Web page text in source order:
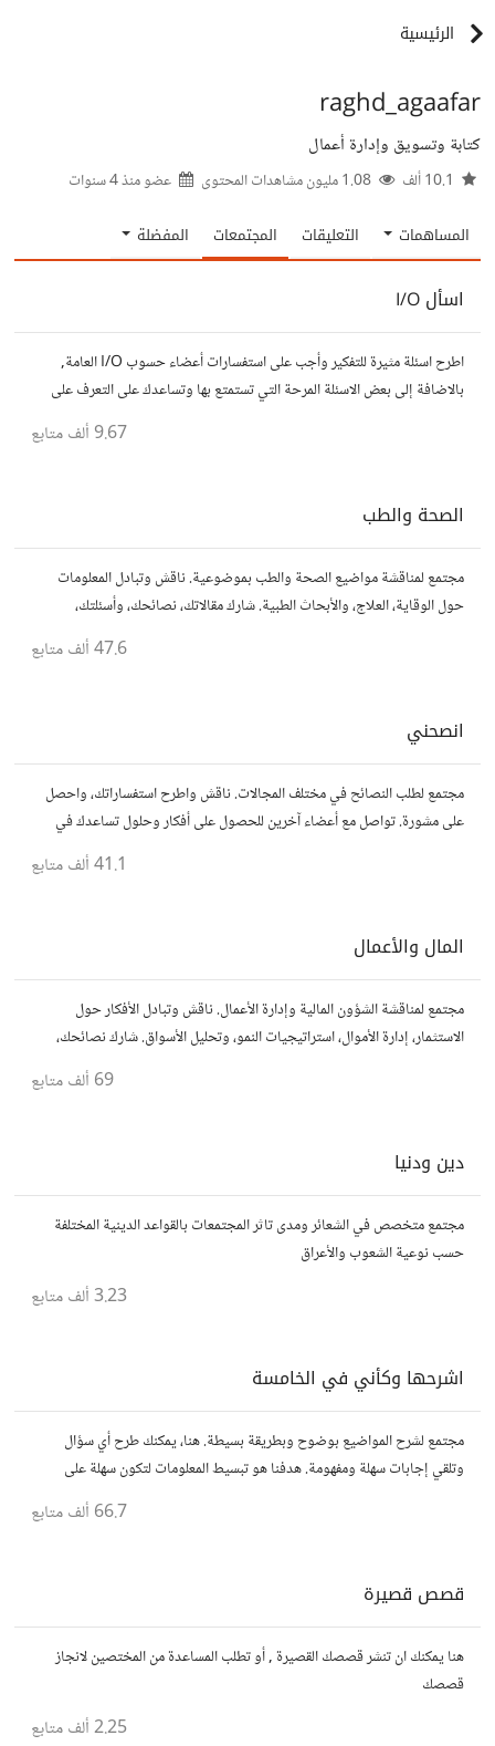
الرئيسية
raghd_agaafar
كتابة وتسويق وإدارة أعمال
عضو منذ4 سنوات
المساهمات التعليقات المجتمعات المفضلة
اسأل I/O
اطرح اسئلة مثيرة للتفكير وأجب على استفسارات أعضاء حسوب I/O العامة,
بالاضافة إلى بعض الاسئلة المرحة التي تستمتع بها وتساعدك على التعرف على
9.67 ألف متابع
الصحة والطب
مجتمع لمناقشة مواضيع الصحة والطب بموضوعية. ناقش وتبادل المعلومات
حول الوقاية، العلاج، والأبحاث الطبية. شارك مقالاتك، نصائحك، وأسئلتك،
47.6 ألف متابع
انصحني
مجتمع لطلب النصائح في مختلف المجالات. ناقش واطرح استفساراتك، واحصل
على مشورة. تواصل مع أعضاء آخرين للحصول على أفكار وحلول تساعدك في
41.1 ألف متابع
المال والأعمال
مجتمع لمناقشة الشؤون المالية وإدارة الأعمال. ناقش وتبادل الأفكار حول
الاستثمار، إدارة الأموال، استراتيجيات النمو، وتحليل الأسواق. شارك نصائحك،
69 ألف متابع
دين ودنيا
مجتمع متخصص في الشعائر ومدى تاثر المجتمعات بالقواعد الدينية المختلفة
حسب نوعية الشعوب والأعراق
3.23 ألف متابع
اشرحها وكأني في الخامسة
مجتمع لشرح المواضيع بوضوح وبطريقة بسيطة. هنا، يمكنك طرح أي سؤال
وتلقي إجابات سهلة ومفهومة. هدفنا هو تبسيط المعلومات لتكون سهلة على
66.7 ألف متابع
قصص قصيرة
هنا يمكنك ان تنشر قصصك القصيرة , أو تطلب المساعدة من المختصين لانجاز
قصصك
2.25 ألف متابع